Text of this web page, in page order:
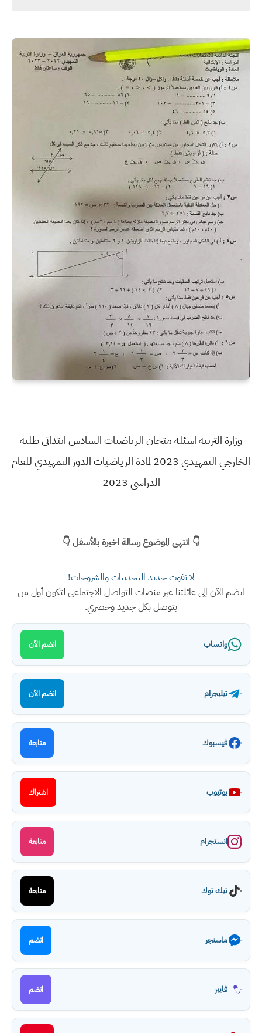
وزارة التربية اسئلة متحان الرياضيات السادس ابتدائي طلبة
الخارجي التمهيدي 2023 لمادة الرياضيات الدور التمهيدي للعام
الدراسي 2023
👇 انتهى الموضوع رسالة اخيرة بالأسفل 👇
لا تفوت جديد التحديثات والشروحات!
انضم الآن إلى عائلتنا عبر منصات التواصل الاجتماعي لتكون أول من
يتوصل بكل جديد وحصري.
واتساب انضم الآن
تيليجرام انضم الآن
فيسبوك متابعة
يوتيوب اشتراك
انستجرام متابعة
تيك توك متابعة
ماسنجر انضم
فايبر انضم